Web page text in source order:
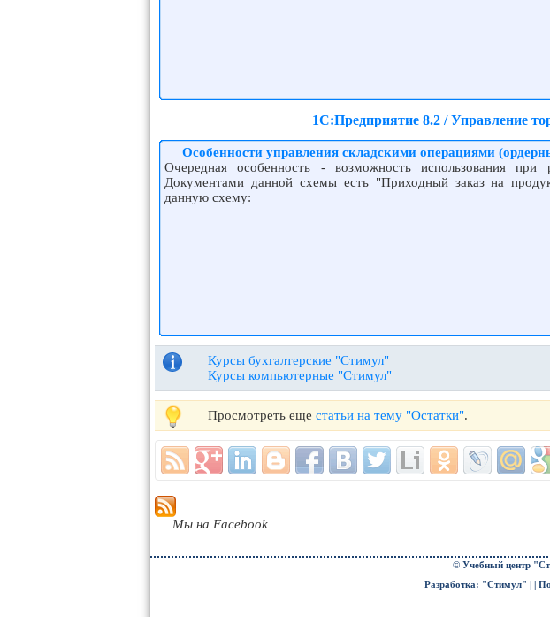
1С:Предприятие 8.2 / Управление
Особенности управления складскими операциями
Очередная особенность - возможность использования при
Документами данной схемы есть "Приходный заказ на
данную схему:
Курсы бухгалтерские "Стимул"
Курсы компьютерные "Стимул"
Просмотреть еще статьи на тему "Остатки".
Мы на Facebook
© Учебный центр
Разработка: "Стимул" | |